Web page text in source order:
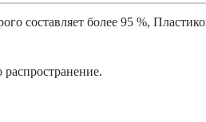
составляет более 95 %,